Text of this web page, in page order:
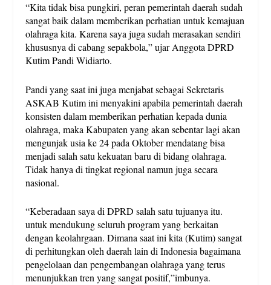
“Kita tidak bisa pungkiri, peran pemerintah daerah sudah
sangat baik dalam memberikan perhatian untuk kemajuan
olahraga kita. Karena saya juga sudah merasakan sendiri
khususnya di cabang sepakbola,” ujar Anggota DPRD
Kutim Pandi Widiarto.
Pandi yang saat ini juga menjabat sebagai Sekretaris
ASKAB Kutim ini menyakini apabila pemerintah daerah
konsisten dalam memberikan perhatian kepada dunia
olahraga, maka Kabupaten yang akan sebentar lagi akan
mengunjak usia ke 24 pada Oktober mendatang bisa
menjadi salah satu kekuatan baru di bidang olahraga.
Tidak hanya di tingkat regional namun juga secara
nasional.
“Keberadaan saya di DPRD salah satu tujuanya itu.
untuk mendukung seluruh program yang berkaitan
dengan keolahrgaan. Dimana saat ini kita (Kutim) sangat
di perhitungkan oleh daerah lain di Indonesia bagaimana
pengelolaan dan pengembangan olahraga yang terus
menunjukkan tren yang sangat positif,”imbunya.